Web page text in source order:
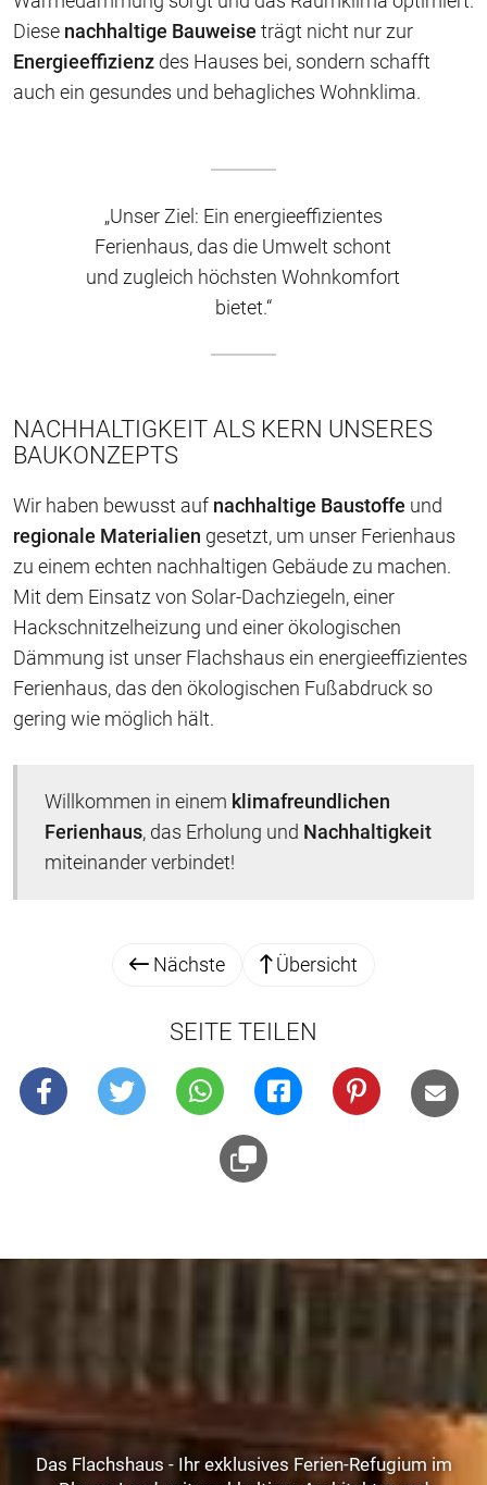
Diese nachhaltige Bauweise trägt nicht nur zur
Energieeffizienz des Hauses bei, sondern schafft
auch ein gesundes und behagliches Wohnklima.
„Unser Ziel: Ein energieeffizientes
Ferienhaus, das die Umwelt schont
und zugleich höchsten Wohnkomfort
bietet.“
NACHHALTIGKEIT ALS KERN UNSERES
BAUKONZEPTS
Wir haben bewusst auf nachhaltige Baustoffe und
regionale Materialien gesetzt, um unser Ferienhaus
zu einem echten nachhaltigen Gebäude zu machen.
Mit dem Einsatz von Solar-Dachziegeln, einer
Hackschnitzelheizung und einer ökologischen
Dämmung ist unser Flachshaus ein energieeffizientes
Ferienhaus, das den ökologischen Fußabdruck so
gering wie möglich hält.
Willkommen in einem klimafreundlichen
Ferienhaus, das Erholung und Nachhaltigkeit
miteinander verbindet!
Nächste Übersicht
SEITE TEILEN
Das Flachshaus - Ihr exklusives Ferien-Refugium im